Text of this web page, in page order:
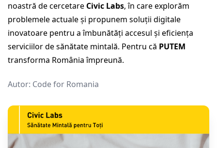
noastră de cercetare Civic Labs, în care explorăm
problemele actuale și propunem soluții digitale
inovatoare pentru a îmbunătăți accesul și eficiența
serviciilor de sănătate mintală. Pentru că PUTEM
transforma România împreună.
Autor: Code for Romania